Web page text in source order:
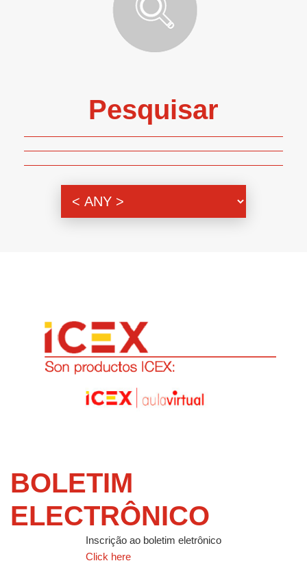
Pesquisar
BOLETIM
ELECTRÔNICO
Inscrição ao boletim eletrônico
Click here